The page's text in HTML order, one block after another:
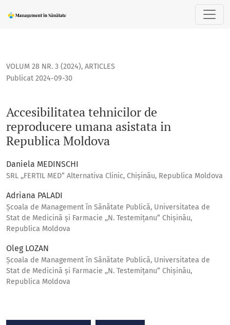
Accesibilitatea tehnicilor de reproducere umana asistata
VOLUM 28 NR. 3 (2024), ARTICLES
Accesibilitatea tehnicilor de
reproducere umana asistata in
Republica Moldova
Publicat 2024-09-30
Daniela MEDINSCHI
SRL ,,FERTIL MED” Alternativa Clinic, Chișinău, Republica Moldova
Adriana PALADI
Școala de Management în Sănătate Publică, Universitatea de
Stat de Medicină și Farmacie ,,N. Testemițanu” Chișinău,
Republica Moldova
Oleg LOZAN
Școala de Management în Sănătate Publică, Universitatea de
Stat de Medicină și Farmacie ,,N. Testemițanu” Chișinău,
Republica Moldova